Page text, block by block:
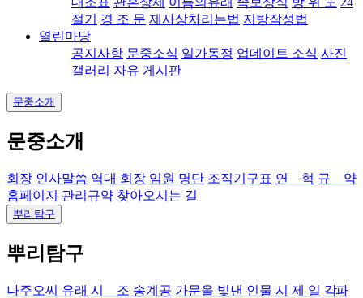
절기
경 조 문 제사상차리는법 지방작성법
열린마당
공지사항 문중소식 일가동정 업데이트 소식 사진
갤러리 자유 게시판
문중소개
문중소개
회장 인사말씀 역대 회장 임원 명단 조직기구표 연 혁 규 약
홈페이지 관리규약 찾아오시는 길
뿌리탐구
뿌리탐구
나주오씨 유래 시 조 송계공 가문을 빛낸 인물 시 제 일 각파